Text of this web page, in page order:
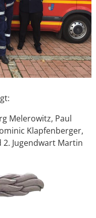
Melerowitz, Paul
Klapfenberger,
Jugendwart Martin